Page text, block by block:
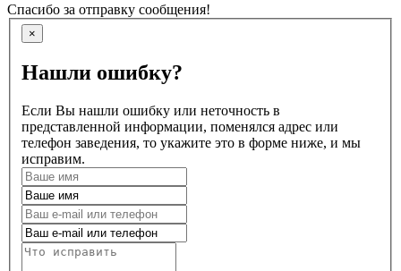
Спасибо за отправку сообщения!
×
Нашли ошибку?
Если Вы нашли ошибку или неточность в
представленной информации, поменялся адрес или
телефон заведения, то укажите это в форме ниже, и мы
исправим.